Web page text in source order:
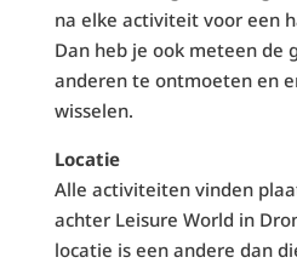
na elke activiteit voor een
Dan heb je ook meteen de
anderen te ontmoeten en
wisselen.
Locatie
Alle activiteiten vinden
achter Leisure World in
locatie is een andere dan